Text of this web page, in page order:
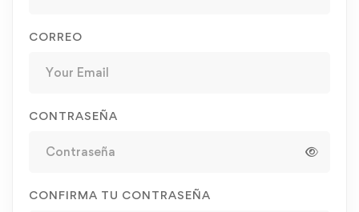
CORREO
CONTRASEÑA
CONFIRMA TU CONTRASEÑA